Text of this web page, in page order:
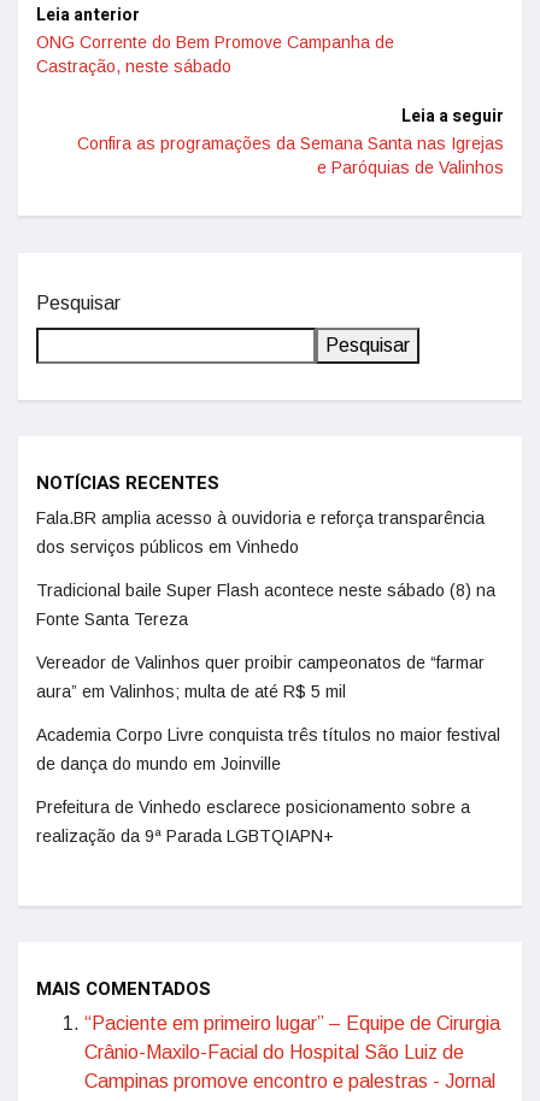
Leia anterior
ONG Corrente do Bem Promove Campanha de
Castração, neste sábado
Leia a seguir
Confira as programações da Semana Santa nas Igrejas
e Paróquias de Valinhos
Pesquisar
Pesquisar
NOTÍCIAS RECENTES
Fala.BR amplia acesso à ouvidoria e reforça transparência
dos serviços públicos em Vinhedo
Tradicional baile Super Flash acontece neste sábado (8) na
Fonte Santa Tereza
Vereador de Valinhos quer proibir campeonatos de “farmar
aura” em Valinhos; multa de até R$ 5 mil
Academia Corpo Livre conquista três títulos no maior festival
de dança do mundo em Joinville
Prefeitura de Vinhedo esclarece posicionamento sobre a
realização da 9ª Parada LGBTQIAPN+
MAIS COMENTADOS
“Paciente em primeiro lugar” – Equipe de Cirurgia
Crânio-Maxilo-Facial do Hospital São Luiz de
Campinas promove encontro e palestras - Jornal